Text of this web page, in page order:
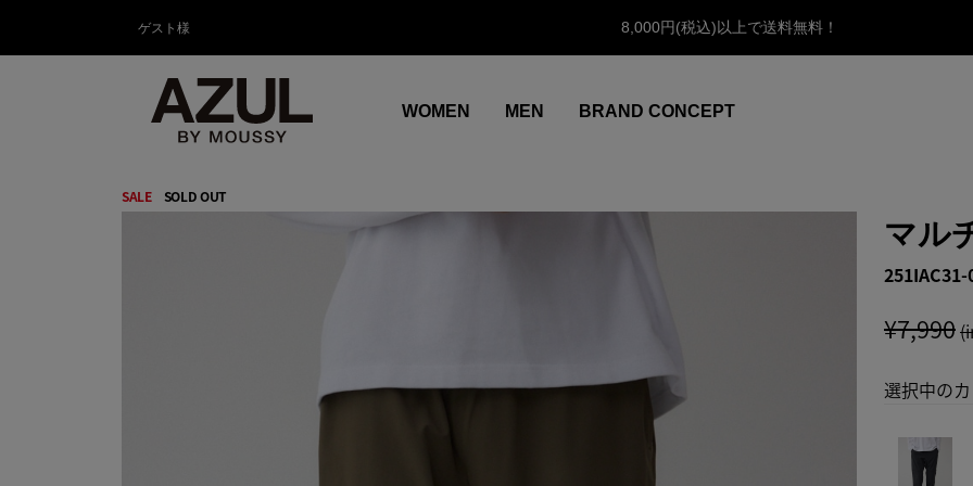
ゲスト様 8,000円(税込)以上で送料無料！
WOMEN MEN BRAND CONCEPT
SALE SOLD OUT
マル
251IAC31-
¥7,990
選択中の